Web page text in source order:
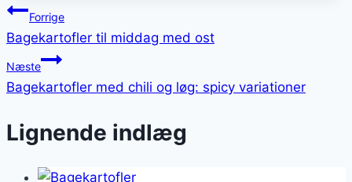
Indlægsnavigation
Forrige
Bagekartofler til middag med ost
Næste
Bagekartofler med chili og løg: spicy variationer
Lignende indlæg